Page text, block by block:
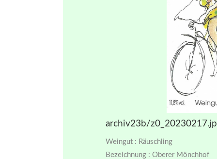
archiv23b/
Weingut : Räuschling
Bezeichnung : Oberer Mönchhof